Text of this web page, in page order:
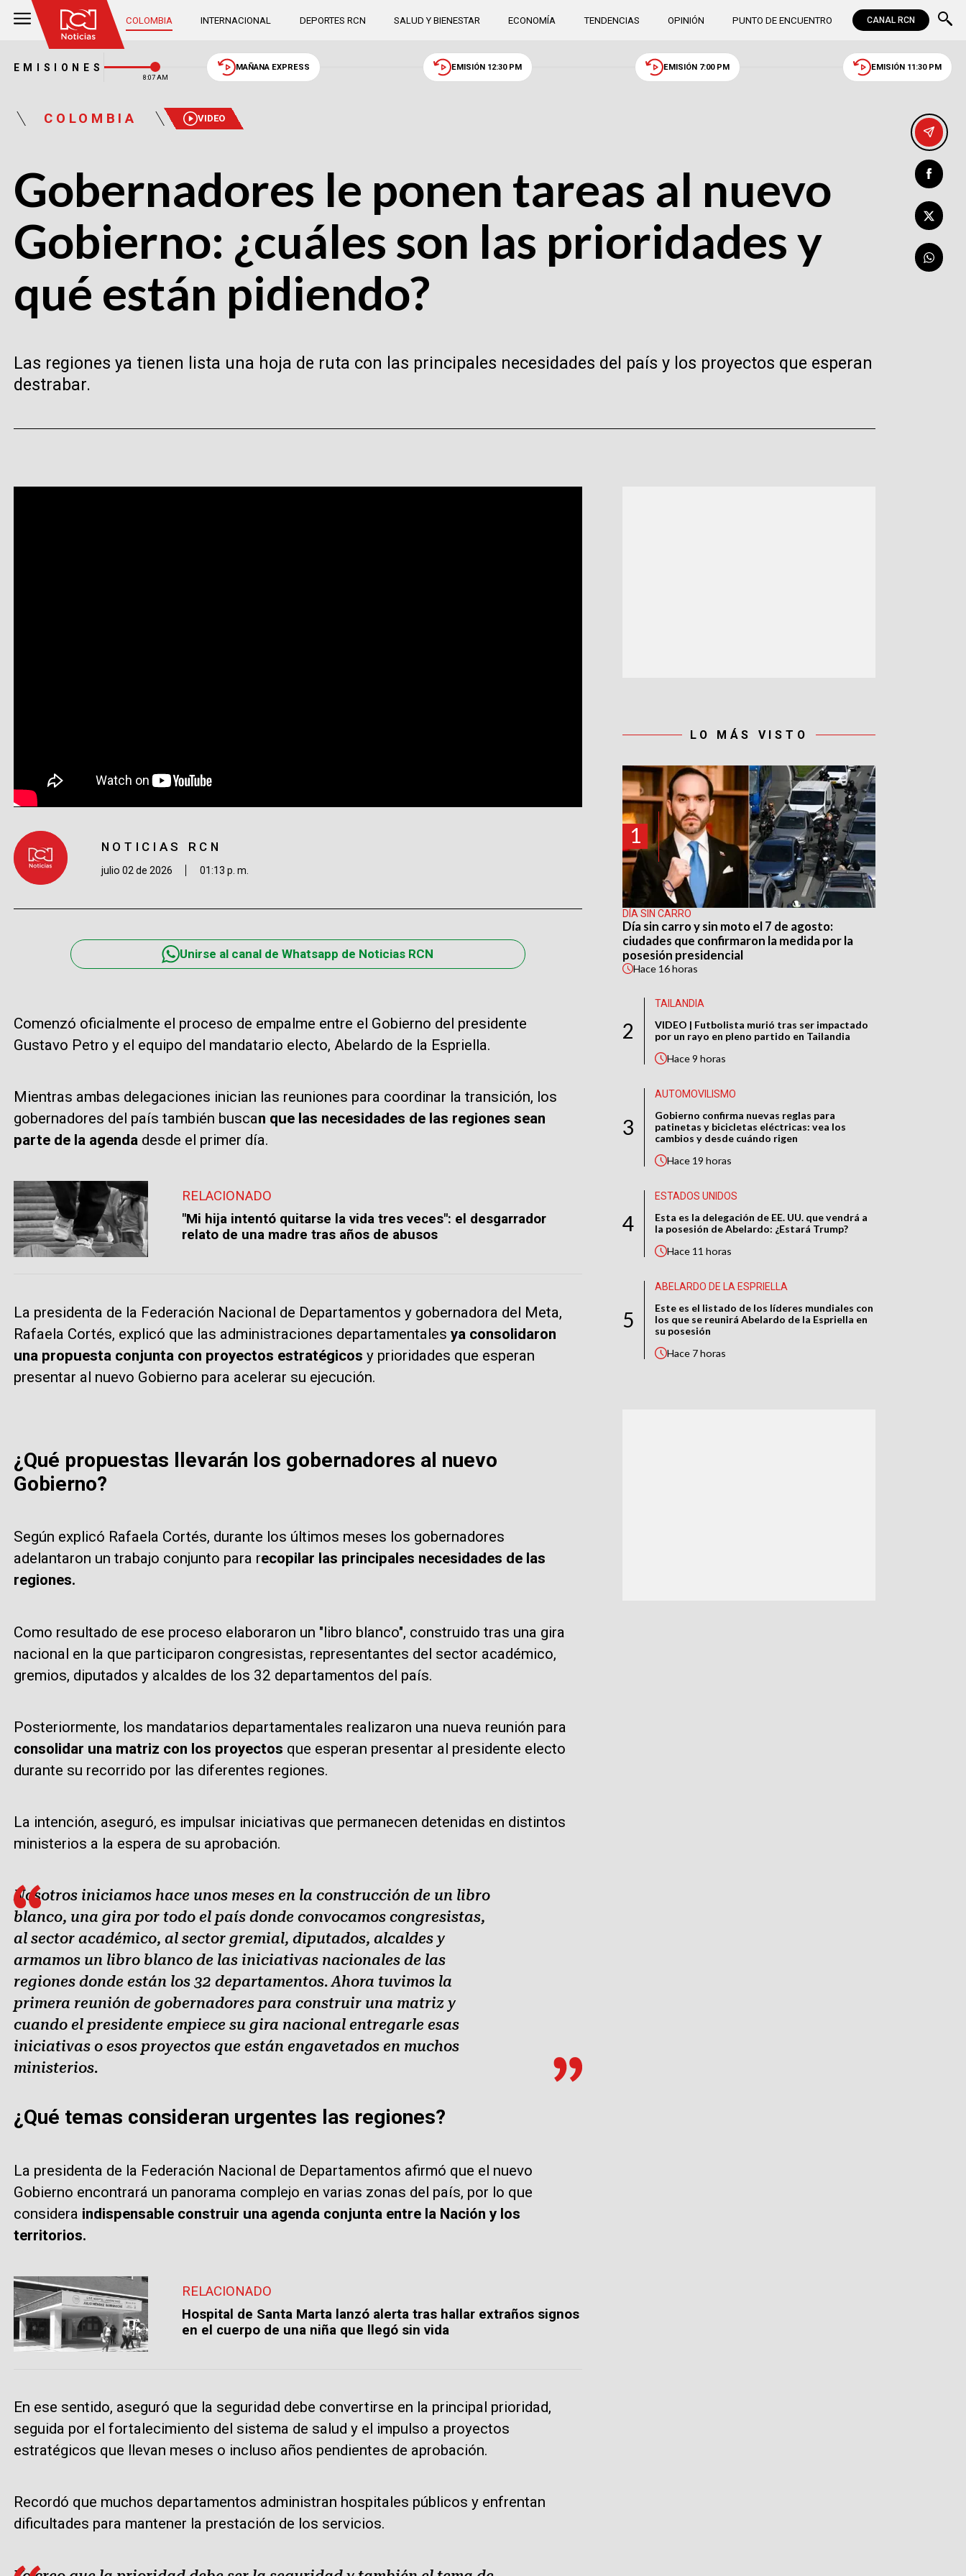
COLOMBIA INTERNACIONAL DEPORTES RCN SALUD Y BIENESTAR ECONOMÍA TENDENCIAS OPINIÓN PUNTO DE ENCUENTRO CANAL RCN
EMISIONES
8:07 AM
MAÑANA EXPRESS EMISIÓN 12:30 PM EMISIÓN 7:00 PM EMISIÓN 11:30 PM
COLOMBIA VIDEO
Gobernadores le ponen tareas al nuevo
Gobierno: ¿cuáles son las prioridades y
qué están pidiendo?
Las regiones ya tienen lista una hoja de ruta con las principales necesidades del país y los proyectos que esperan
destrabar.
NOTICIAS RCN
julio 02 de 2026 01:13 p. m.
Unirse al canal de Whatsapp de Noticias RCN
Comenzó oficialmente el proceso de empalme entre el Gobierno del presidente
Gustavo Petro y el equipo del mandatario electo, Abelardo de la Espriella.
Mientras ambas delegaciones inician las reuniones para coordinar la transición, los
gobernadores del país también buscan que las necesidades de las regiones sean
parte de la agendadesde el primer día.
RELACIONADO
"Mi hija intentó quitarse la vida tres veces": el desgarrador
relato de una madre tras años de abusos
La presidenta de la Federación Nacional de Departamentos y gobernadora del Meta,
Rafaela Cortés, explicó que las administraciones departamentales ya consolidaron
una propuesta conjunta con proyectos estratégicos y prioridades que esperan
presentar al nuevo Gobierno para acelerar su ejecución.
¿Qué propuestas llevarán los gobernadores al nuevo
Gobierno?
Según explicó Rafaela Cortés, durante los últimos meses los gobernadores
adelantaron un trabajo conjunto para recopilar las principales necesidades de las
regiones.
Como resultado de ese proceso elaboraron un "libro blanco", construido tras una gira
nacional en la que participaron congresistas, representantes del sector académico,
gremios, diputados y alcaldes de los 32 departamentos del país.
Posteriormente, los mandatarios departamentales realizaron una nueva reunión para
consolidar una matriz con los proyectos que esperan presentar al presidente electo
durante su recorrido por las diferentes regiones.
La intención, aseguró, es impulsar iniciativas que permanecen detenidas en distintos
ministerios a la espera de su aprobación.
Nosotros iniciamos hace unos meses en la construcción de un libro
blanco, una gira por todo el país donde convocamos congresistas,
al sector académico, al sector gremial, diputados, alcaldes y
armamos un libro blanco de las iniciativas nacionales de las
regiones donde están los 32 departamentos. Ahora tuvimos la
primera reunión de gobernadores para construir una matriz y
cuando el presidente empiece su gira nacional entregarle esas
iniciativas o esos proyectos que están engavetados en muchos
ministerios.
¿Qué temas consideran urgentes las regiones?
La presidenta de la Federación Nacional de Departamentos afirmó que el nuevo
Gobierno encontrará un panorama complejo en varias zonas del país, por lo que
considera indispensable construir una agenda conjunta entre la Nación y los
territorios.
RELACIONADO
Hospital de Santa Marta lanzó alerta tras hallar extraños signos
en el cuerpo de una niña que llegó sin vida
En ese sentido, aseguró que la seguridad debe convertirse en la principal prioridad,
seguida por el fortalecimiento del sistema de salud y el impulso a proyectos
estratégicos que llevan meses o incluso años pendientes de aprobación.
Recordó que muchos departamentos administran hospitales públicos y enfrentan
dificultades para mantener la prestación de los servicios.
LO MÁS VISTO
1
DÍA SIN CARRO
Día sin carro y sin moto el 7 de agosto:
ciudades que confirmaron la medida por la
posesión presidencial
Hace 16 horas
2
TAILANDIA
VIDEO | Futbolista murió tras ser impactado
por un rayo en pleno partido en Tailandia
Hace9 horas
3
AUTOMOVILISMO
Gobierno confirma nuevas reglas para
patinetas y bicicletas eléctricas: vea los
cambios y desde cuándo rigen
Hace 19 horas
4
ESTADOS UNIDOS
Esta es la delegación de EE. UU. que vendrá a
la posesión de Abelardo: ¿Estará Trump?
Hace 11 horas
5
ABELARDO DE LA ESPRIELLA
Este es el listado de los líderes mundiales con
los que se reunirá Abelardo de la Espriella en
su posesión
Hace 7 horas